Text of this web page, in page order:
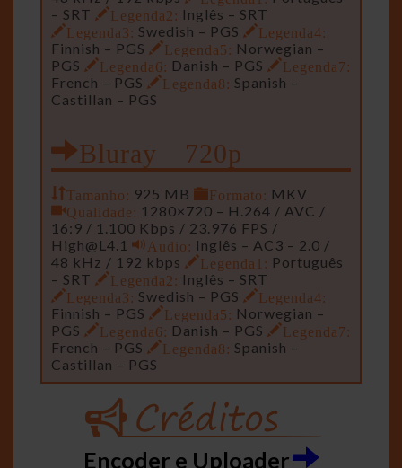
– SRT
Legenda2: Inglês – SRT
Legenda3: Swedish – PGS
Legenda4:
Finnish – PGS
Legenda5: Norwegian –
PGS
Legenda6: Danish – PGS
Legenda7:
French – PGS
Legenda8: Spanish –
Castillan – PGS
Bluray 720p
Tamanho: 925 MB Formato: MKV
Qualidade: 1280×720 – H.264 / AVC /
16:9 / 1.100 Kbps / 23.976 FPS /
High@L4.1
Audio: Inglês – AC3 – 2.0 /
48 kHz / 192 kbps
Legenda1: Português
– SRT
Legenda2: Inglês – SRT
Legenda3: Swedish – PGS
Legenda4:
Finnish – PGS
Legenda5: Norwegian –
PGS
Legenda6: Danish – PGS
Legenda7:
French – PGS
Legenda8: Spanish –
Castillan – PGS
Encoder e Uploader